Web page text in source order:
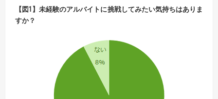
【図1】未経験のアルバイトに挑戦してみたい気持ちはありま
すか？